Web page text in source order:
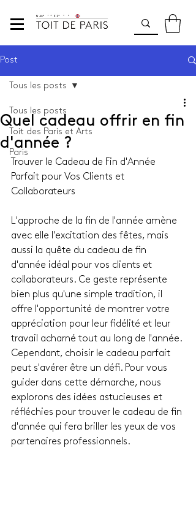
Post
Tous les posts
Toit des Paris et Arts
Paris
Tous les posts
Quel cadeau offrir en fin
d'année ?
Trouver le Cadeau de Fin d'Année
Parfait pour Vos Clients et
Collaborateurs
L'approche de la fin de l'année amène
avec elle l'excitation des fêtes, mais
aussi la quête du cadeau de fin
d'année idéal pour vos clients et
collaborateurs. Ce geste représente
bien plus qu'une simple tradition, il
offre l'opportunité de montrer votre
appréciation pour leur fidélité et leur
travail acharné tout au long de l'année.
Cependant, choisir le cadeau parfait
peut s'avérer être un défi. Pour vous
guider dans cette démarche, nous
explorons des idées astucieuses et
réfléchies pour trouver le cadeau de fin
d'année qui fera briller les yeux de vos
partenaires professionnels.